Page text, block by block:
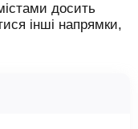
досить
інші напрямки,